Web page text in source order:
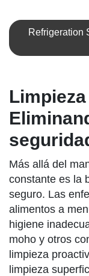
Refrigeration
Más allá del
constante es la
seguro. Las
alimentos a
higiene
moho y otros
limpieza
limpieza